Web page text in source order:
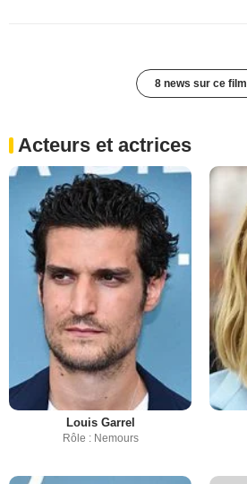
8 news sur ce film
Acteurs et actrices
Louis Garrel
Rôle : Nemours